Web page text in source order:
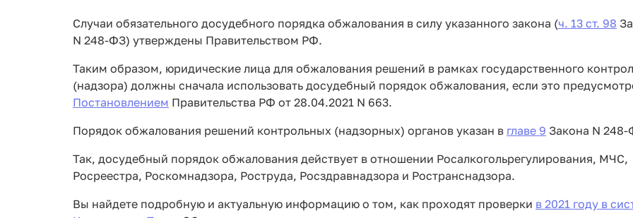
Случаи обязательного досудебного порядка обжалования в силу указанного закона (ч. 13 ст. 98
N 248-ФЗ) утверждены Правительством РФ.
Таким образом, юридические лица для обжалования решений в рамках государственного
(надзора) должны сначала использовать досудебный порядок обжалования, если это
Постановлением Правительства РФ от 28.04.2021 N 663.
Порядок обжалования решений контрольных (надзорных) органов указан в главе 9 Закона N
Так, досудебный порядок обжалования действует в отношении Росалкогольрегулирования, МЧС,
Росреестра, Роскомнадзора, Роструда, Росздравнадзора и Ространснадзора.
Вы найдете подробную и актуальную информацию о том, как проходят проверки в 2021 году в